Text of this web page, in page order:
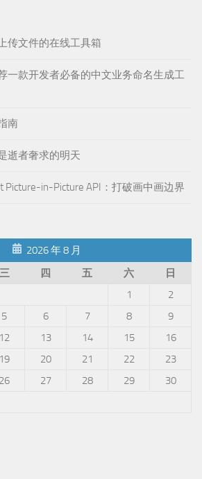
传文件的在线工具箱
一款开发者必备的中文业务命名生成工
南
逝者奢求的明天
Picture-in-Picture API：打破画中画边界
2026 年 8 月
三 四 五 六
日
1
2
5 6 7 8
9
12 13 14 15
16
19 20 21 22
23
26 27 28 29
30